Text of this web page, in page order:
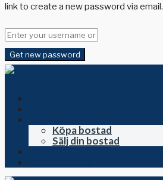
link to create a new password via email.
Get new password
Köpa bostad
Sälj din bostad